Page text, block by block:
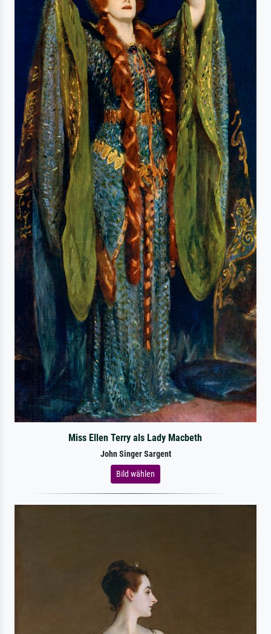
Miss Ellen Terry als Lady Macbeth
John Singer Sargent
Bild wählen